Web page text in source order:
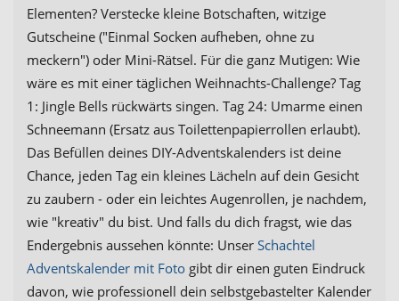
Elementen? Verstecke kleine Botschaften, witzige
Gutscheine ("Einmal Socken aufheben, ohne zu
meckern") oder Mini-Rätsel. Für die ganz Mutigen: Wie
wäre es mit einer täglichen Weihnachts-Challenge? Tag
1: Jingle Bells rückwärts singen. Tag 24: Umarme einen
Schneemann (Ersatz aus Toilettenpapierrollen erlaubt).
Das Befüllen deines DIY-Adventskalenders ist deine
Chance, jeden Tag ein kleines Lächeln auf dein Gesicht
zu zaubern - oder ein leichtes Augenrollen, je nachdem,
wie "kreativ" du bist. Und falls du dich fragst, wie das
Endergebnis aussehen könnte: Unser Schachtel
Adventskalender mit Foto gibt dir einen guten Eindruck
davon, wie professionell dein selbstgebastelter Kalender